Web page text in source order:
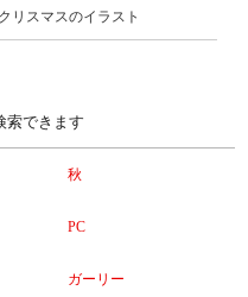
クリスマスのイラスト
索できます
秋
PC
ガーリー